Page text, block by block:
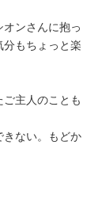
ンさんに抱っ
分もちょっと楽
主人のことも
きない。もどか